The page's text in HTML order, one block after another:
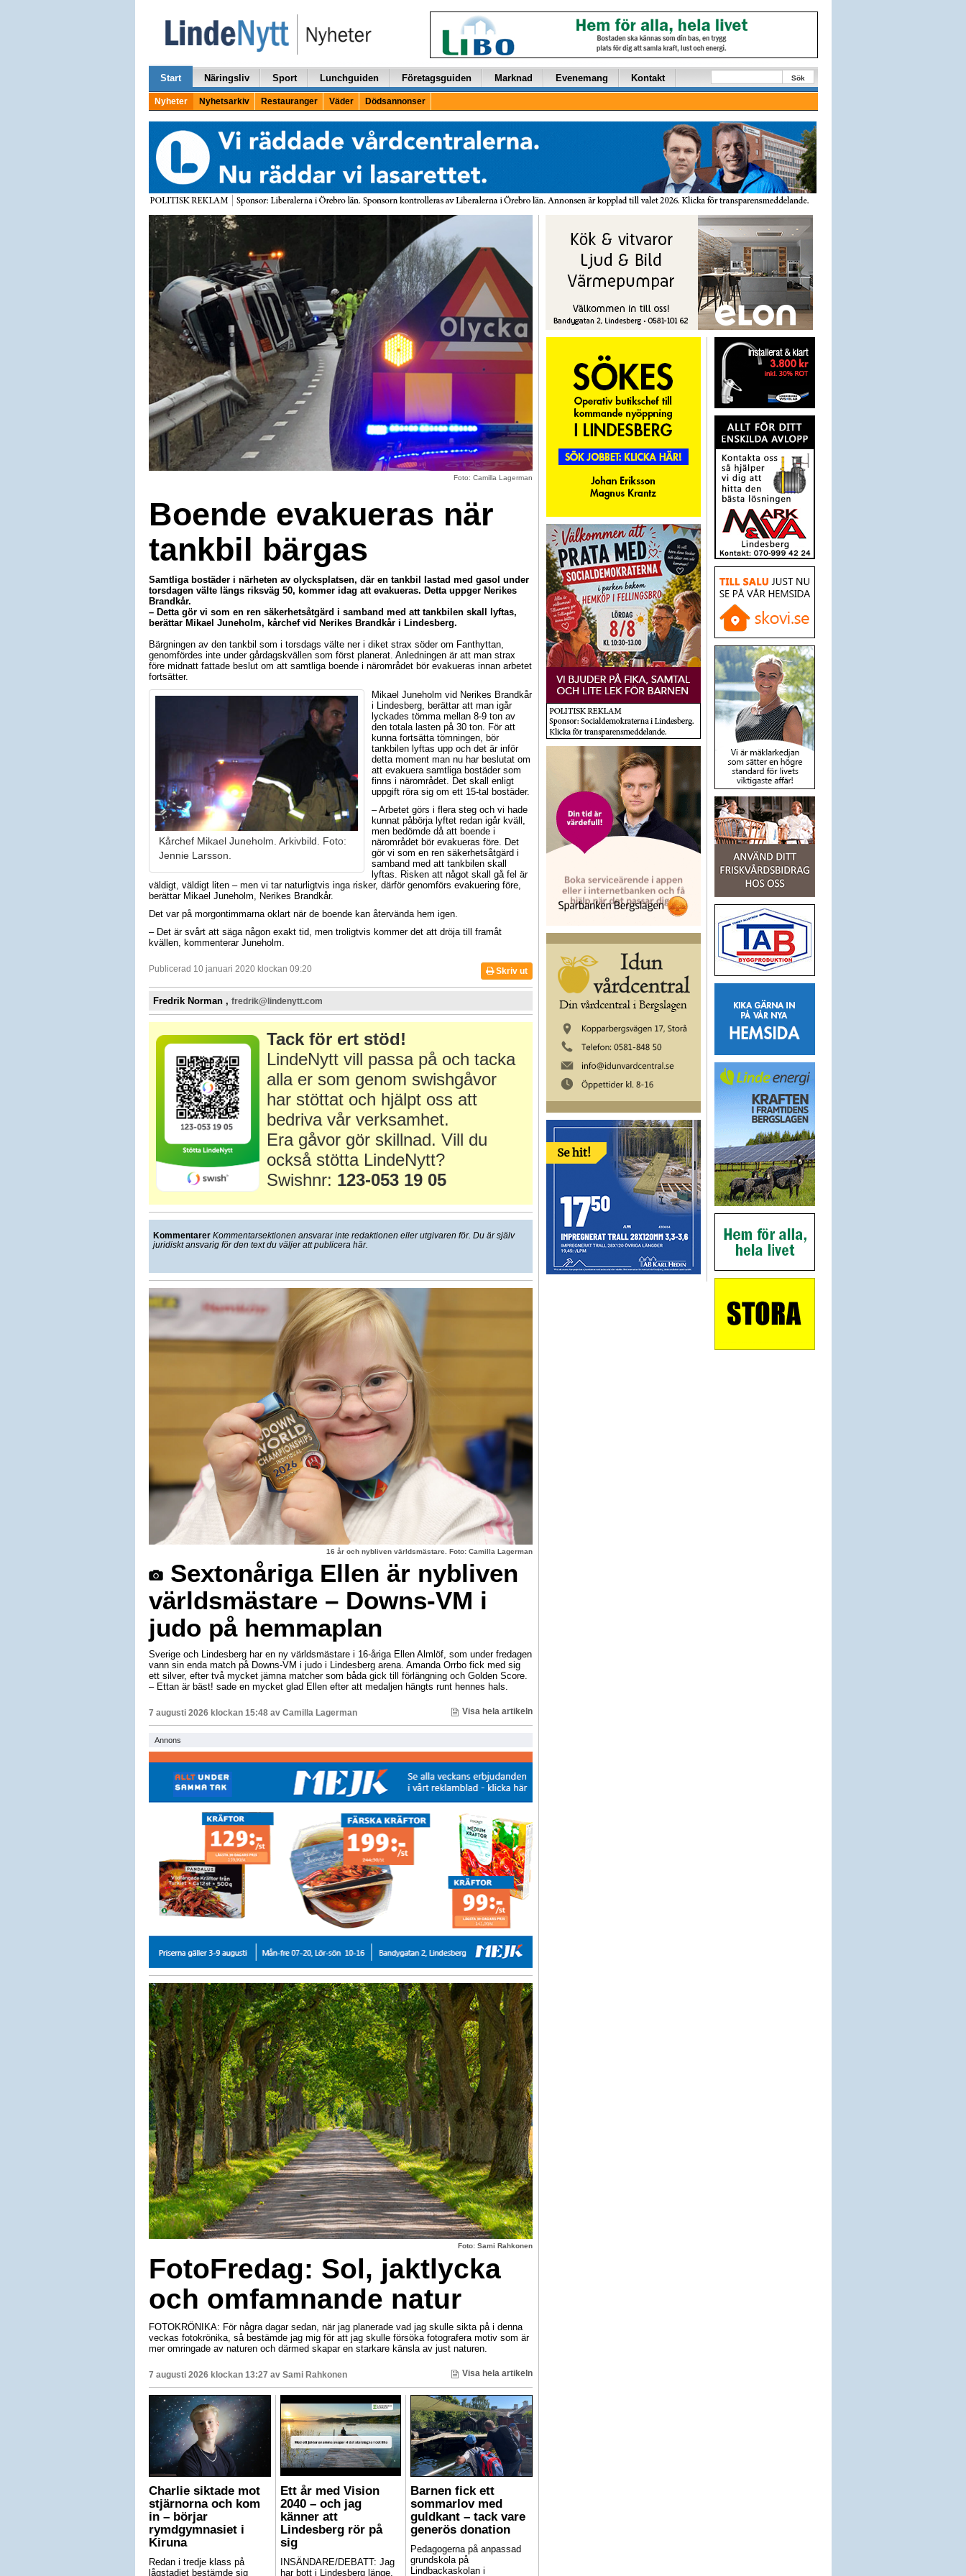
Start Näringsliv Sport Lunchguiden Företagsguiden Marknad Evenemang Kontakt Sök
Nyheter Nyhetsarkiv Restauranger Väder Dödsannonser
Foto: Camilla Lagerman
Boende evakueras när
tankbil bärgas
Samtliga bostäder i närheten av olycksplatsen, där en tankbil lastad med gasol under
torsdagen välte längs riksväg 50, kommer idag att evakueras. Detta uppger Nerikes
Brandkår.
– Detta gör vi som en ren säkerhetsåtgärd i samband med att tankbilen skall lyftas,
berättar Mikael Juneholm, kårchef vid Nerikes Brandkår i Lindesberg.
Bärgningen av den tankbil som i torsdags välte ner i diket strax söder om Fanthyttan,
genomfördes inte under gårdagskvällen som först planerat. Anledningen är att man strax
före midnatt fattade beslut om att samtliga boende i närområdet bör evakueras innan arbetet
fortsätter.
Kårchef Mikael Juneholm. Arkivbild. Foto:
Jennie Larsson.
Mikael Juneholm vid Nerikes Brandkår
i Lindesberg, berättar att man igår
lyckades tömma mellan 8-9 ton av
den totala lasten på 30 ton. För att
kunna fortsätta tömningen, bör
tankbilen lyftas upp och det är inför
detta moment man nu har beslutat om
att evakuera samtliga bostäder som
finns i närområdet. Det skall enligt
uppgift röra sig om ett 15-tal bostäder.
– Arbetet görs i flera steg och vi hade
kunnat påbörja lyftet redan igår kväll,
men bedömde då att boende i
närområdet bör evakueras före. Det
gör vi som en ren säkerhetsåtgärd i
samband med att tankbilen skall
lyftas. Risken att något skall gå fel är
väldigt, väldigt liten – men vi tar naturligtvis inga risker, därför genomförs evakuering före,
berättar Mikael Juneholm, Nerikes Brandkår.
Det var på morgontimmarna oklart när de boende kan återvända hem igen.
– Det är svårt att säga någon exakt tid, men troligtvis kommer det att dröja till framåt
kvällen, kommenterar Juneholm.
Publicerad 10 januari 2020 klockan 09:20 Skriv ut
Fredrik Norman , fredrik@lindenytt.com
Tack för ert stöd!
LindeNytt vill passa på och tacka
alla er som genom swishgåvor
har stöttat och hjälpt oss att
bedriva vår verksamhet.
Era gåvor gör skillnad. Vill du
också stötta LindeNytt?
Swishnr: 123-053 19 05
Kommentarer Kommentarsektionen ansvarar inte redaktionen eller utgivaren för. Du är själv
juridiskt ansvarig för den text du väljer att publicera här.
16 år och nybliven världsmästare. Foto: Camilla Lagerman
Sextonåriga Ellen är nybliven
världsmästare – Downs-VM i
judo på hemmaplan
Sverige och Lindesberg har en ny världsmästare i 16-åriga Ellen Almlöf, som under fredagen
vann sin enda match på Downs-VM i judo i Lindesberg arena. Amanda Orrbo fick med sig
ett silver, efter två mycket jämna matcher som båda gick till förlängning och Golden Score.
– Ettan är bäst! sade en mycket glad Ellen efter att medaljen hängts runt hennes hals.
7 augusti 2026 klockan 15:48 av Camilla Lagerman Visa hela artikeln
Annons
Foto: Sami Rahkonen
FotoFredag: Sol, jaktlycka
och omfamnande natur
FOTOKRÖNIKA: För några dagar sedan, när jag planerade vad jag skulle sikta på i denna
veckas fotokrönika, så bestämde jag mig för att jag skulle försöka fotografera motiv som är
mer omringade av naturen och därmed skapar en starkare känsla av just naturen.
7 augusti 2026 klockan 13:27 av Sami Rahkonen Visa hela artikeln
Charlie siktade mot
stjärnorna och kom
in – börjar
rymdgymnasiet i
Kiruna
Redan i tredje klass på
lågstadiet bestämde sig
Ett år med Vision
2040 – och jag
känner att
Lindesberg rör på
sig
INSÄNDARE/DEBATT: Jag
har bott i Lindesberg länge,
Barnen fick ett
sommarlov med
guldkant – tack vare
generös donation
Pedagogerna på anpassad
grundskola på
Lindbackaskolan i